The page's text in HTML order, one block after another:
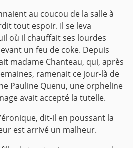
au coucou de la salle à
tout espoir. Il se leva
où il chauffait ses lourdes
un feu de coke. Depuis
madame Chanteau, qui, après
ramenait ce jour-là de
Pauline Quenu, une orpheline
avait accepté la tutelle.
dit-il en poussant la
est arrivé un malheur.